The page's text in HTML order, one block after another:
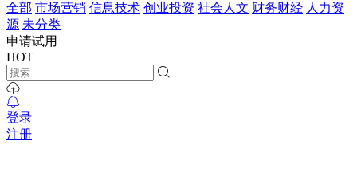
全部 市场营销 信息技术 创业投资 社会人文 财务财经 人力资
源 未分类
申请试用
HOT
登录
注册